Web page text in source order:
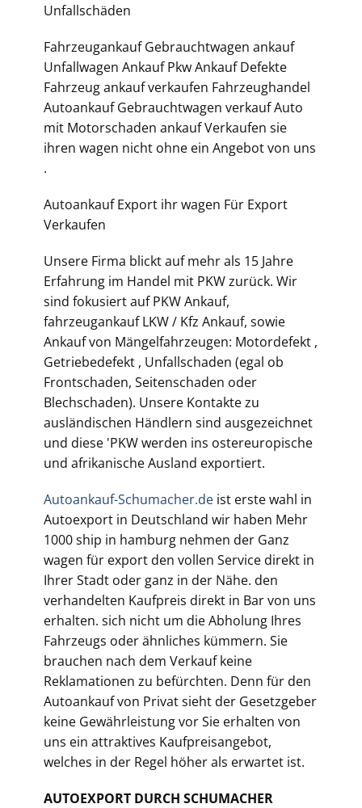
Unfallschäden
Fahrzeugankauf Gebrauchtwagen ankauf
Unfallwagen Ankauf Pkw Ankauf Defekte
Fahrzeug ankauf verkaufen Fahrzeughandel
Autoankauf Gebrauchtwagen verkauf Auto
mit Motorschaden ankauf Verkaufen sie
ihren wagen nicht ohne ein Angebot von uns
.
Autoankauf Export ihr wagen Für Export
Verkaufen
Unsere Firma blickt auf mehr als 15 Jahre
Erfahrung im Handel mit PKW zurück. Wir
sind fokusiert auf PKW Ankauf,
fahrzeugankauf LKW / Kfz Ankauf, sowie
Ankauf von Mängelfahrzeugen: Motordefekt ,
Getriebedefekt , Unfallschaden (egal ob
Frontschaden, Seitenschaden oder
Blechschaden). Unsere Kontakte zu
ausländischen Händlern sind ausgezeichnet
und diese 'PKW werden ins ostereuropische
und afrikanische Ausland exportiert.
Autoankauf-Schumacher.de ist erste wahl in
Autoexport in Deutschland wir haben Mehr
1000 ship in hamburg nehmen der Ganz
wagen für export den vollen Service direkt in
Ihrer Stadt oder ganz in der Nähe. den
verhandelten Kaufpreis direkt in Bar von uns
erhalten. sich nicht um die Abholung Ihres
Fahrzeugs oder ähnliches kümmern. Sie
brauchen nach dem Verkauf keine
Reklamationen zu befürchten. Denn für den
Autoankauf von Privat sieht der Gesetzgeber
keine Gewährleistung vor Sie erhalten von
uns ein attraktives Kaufpreisangebot,
welches in der Regel höher als erwartet ist.
AUTOEXPORT DURCH SCHUMACHER